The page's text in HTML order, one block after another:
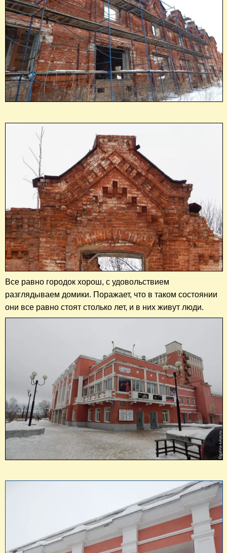
Все равно городок хорош, с удовольствием
разглядываем домики. Поражает, что в таком состоянии
они все равно стоят столько лет, и в них живут люди.